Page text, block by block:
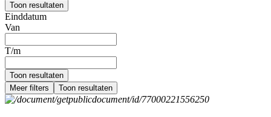
Toon resultaten
Einddatum
Van
T/m
Toon resultaten
Meer filters
Toon resultaten